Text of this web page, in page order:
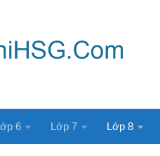
6 Lớp 7 Lớp 8